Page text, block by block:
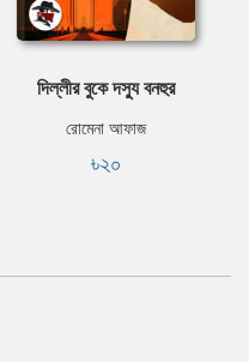
দিল্লীর বুকে দস্যু বনহুর
রোমেনা আফাজ
৳২০